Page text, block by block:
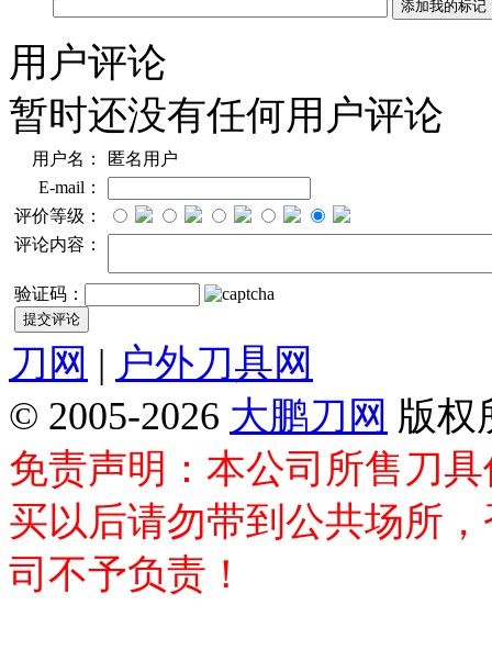
用户评论
暂时还没有任何用户评论
用户名：
匿名用户
E-mail：
评价等级：
评论内容：
验证码：
刀网 | 户外刀具网
© 2005-2026 大鹏刀网 版权
免责声明：本公司所售刀
买以后请勿带到公共场所
司不予负责！